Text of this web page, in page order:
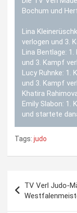
Bochum und
Lina
verlogen und 3.
Lina Bentlage:
und 3. Kampf
Lucy Ruhnke: 1.
und 3. Kampf
Khatira
Emily Slabon: 1.
und startete
Tags: judo
TV Verl Judo-